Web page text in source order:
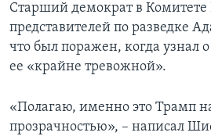
Старший демократ в
представителей по разведке
что был поражен, когда узнал о
ее «крайне тревожной».
«Полагаю, именно это Трамп
прозрачностью», – написал